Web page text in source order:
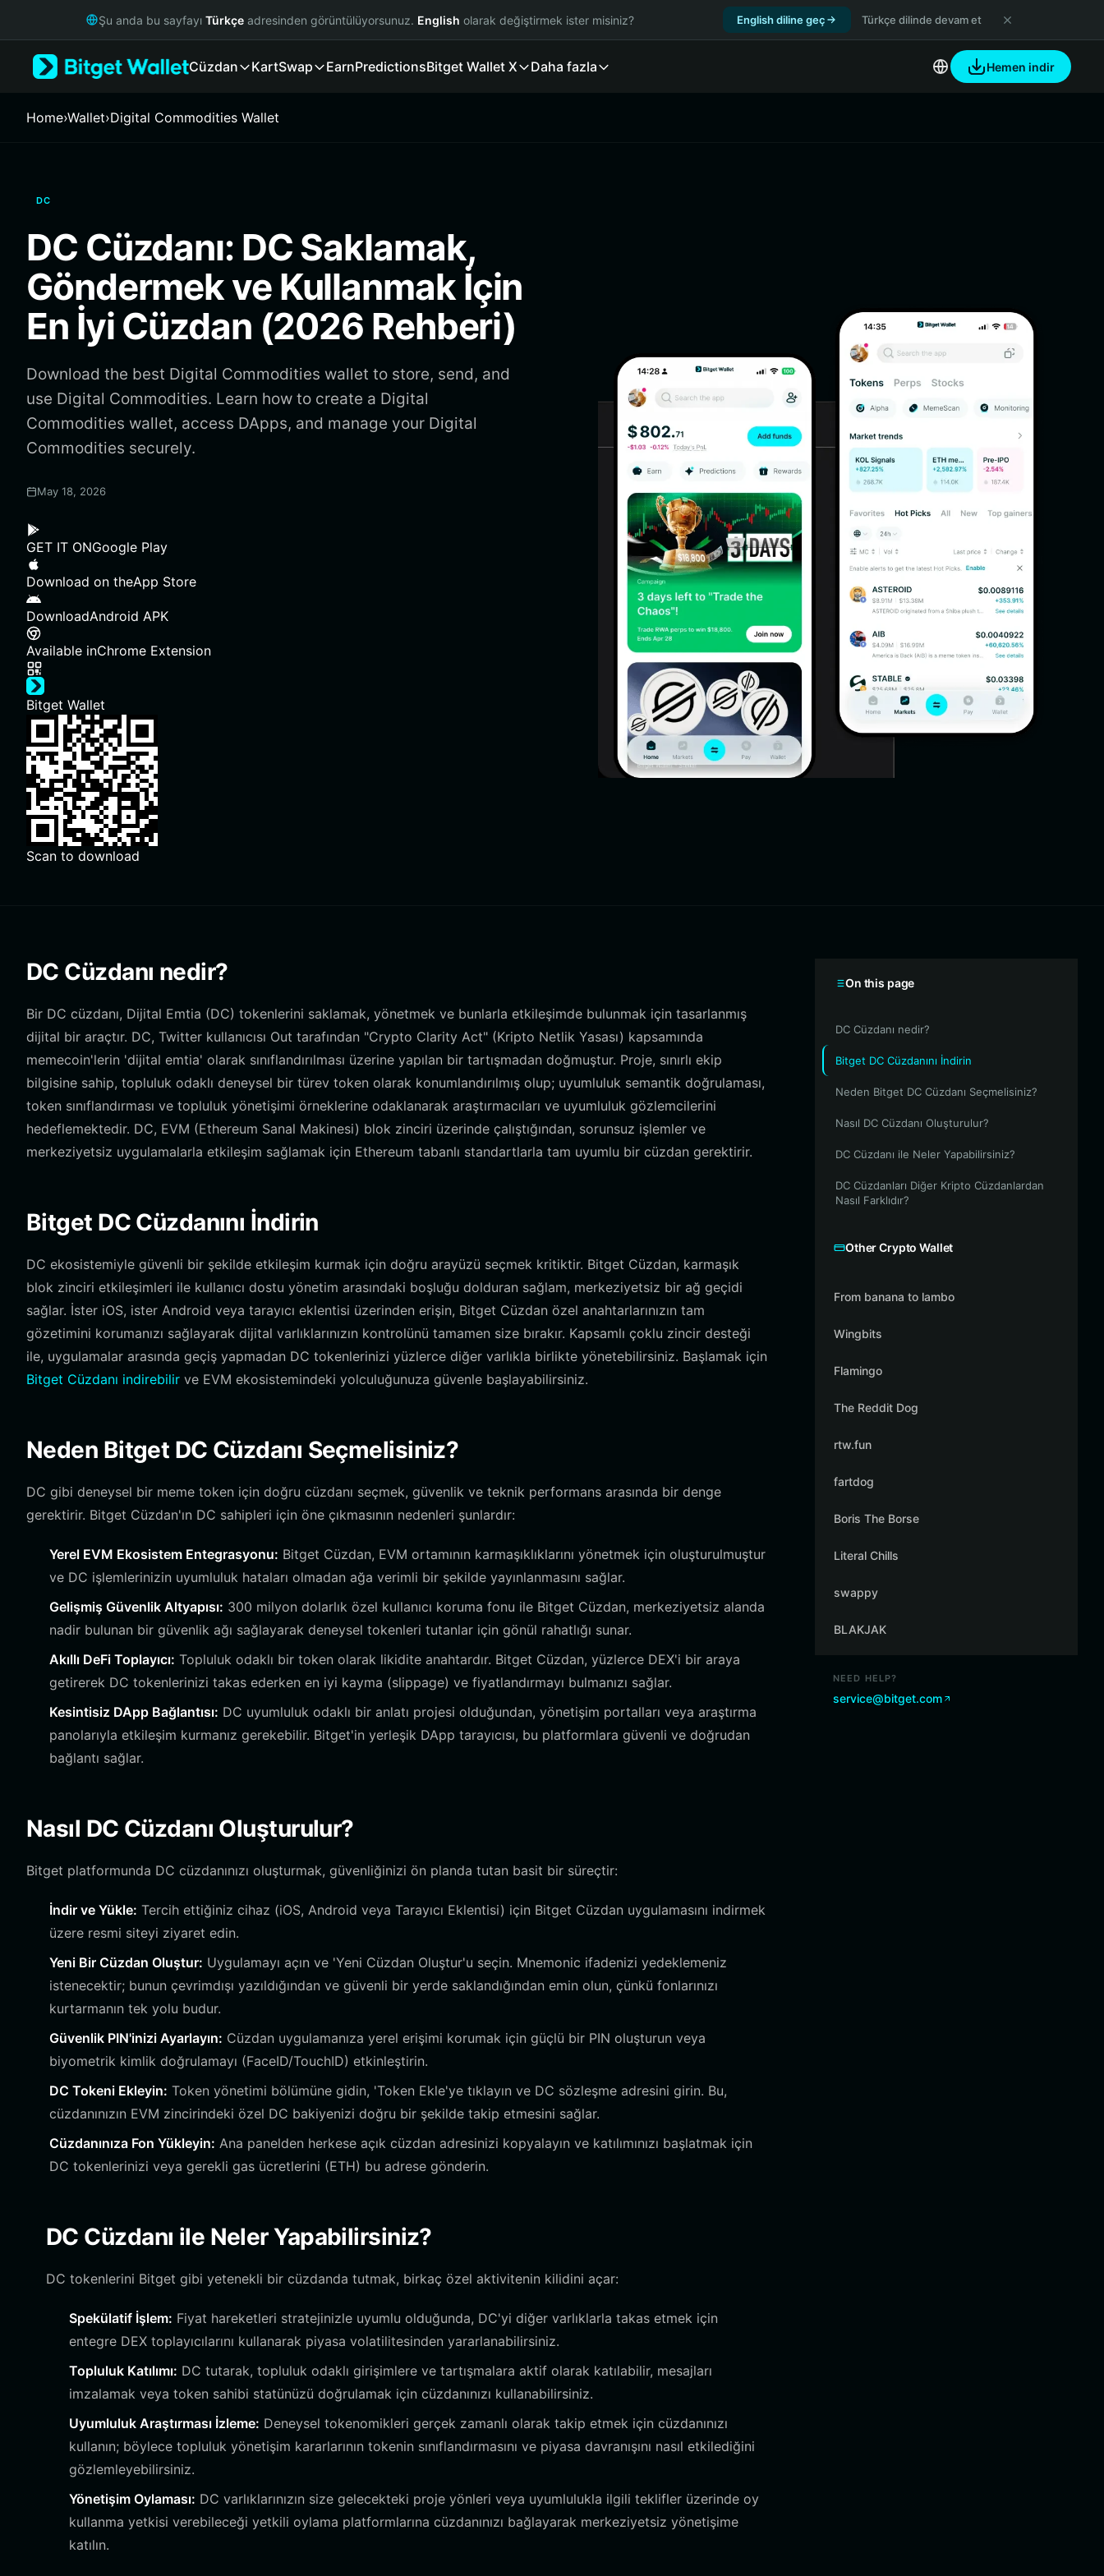
Русский
Italiano
繁體中文
Bahasa Indonesia
ภาษาไทย
Español
Português (Brasil)
Español (Argentina)
Şu anda bu sayfayı Türkçe adresinden görüntülüyorsunuz. English olarak değiştirmek ister misiniz? English diline geç Türkçe dilinde devam et
Cüzdan KartSwap EarnPredictionsBitget Wallet X Daha fazla Hemen indir
Home›Wallet›Digital Commodities Wallet
DC
DC Cüzdanı: DC Saklamak,
Göndermek ve Kullanmak İçin
En İyi Cüzdan (2026 Rehberi)
Download the best Digital Commodities wallet to store, send, and
use Digital Commodities. Learn how to create a Digital
Commodities wallet, access DApps, and manage your Digital
Commodities securely.
May 18, 2026
GET IT ONGoogle Play
Download on theApp Store
DownloadAndroid APK
Available inChrome Extension
Bitget Wallet
Scan to download
DC Cüzdanı nedir?
Bir DC cüzdanı, Dijital Emtia (DC) tokenlerini saklamak, yönetmek ve bunlarla etkileşimde bulunmak için tasarlanmış
dijital bir araçtır. DC, Twitter kullanıcısı Out tarafından "Crypto Clarity Act" (Kripto Netlik Yasası) kapsamında
memecoin'lerin 'dijital emtia' olarak sınıflandırılması üzerine yapılan bir tartışmadan doğmuştur. Proje, sınırlı ekip
bilgisine sahip, topluluk odaklı deneysel bir türev token olarak konumlandırılmış olup; uyumluluk semantik doğrulaması,
token sınıflandırması ve topluluk yönetişimi örneklerine odaklanarak araştırmacıları ve uyumluluk gözlemcilerini
hedeflemektedir. DC, EVM (Ethereum Sanal Makinesi) blok zinciri üzerinde çalıştığından, sorunsuz işlemler ve
merkeziyetsiz uygulamalarla etkileşim sağlamak için Ethereum tabanlı standartlarla tam uyumlu bir cüzdan gerektirir.
Bitget DC Cüzdanını İndirin
DC ekosistemiyle güvenli bir şekilde etkileşim kurmak için doğru arayüzü seçmek kritiktir. Bitget Cüzdan, karmaşık
blok zinciri etkileşimleri ile kullanıcı dostu yönetim arasındaki boşluğu dolduran sağlam, merkeziyetsiz bir ağ geçidi
sağlar. İster iOS, ister Android veya tarayıcı eklentisi üzerinden erişin, Bitget Cüzdan özel anahtarlarınızın tam
gözetimini korumanızı sağlayarak dijital varlıklarınızın kontrolünü tamamen size bırakır. Kapsamlı çoklu zincir desteği
ile, uygulamalar arasında geçiş yapmadan DC tokenlerinizi yüzlerce diğer varlıkla birlikte yönetebilirsiniz. Başlamak için
Bitget Cüzdanı indirebilir ve EVM ekosistemindeki yolculuğunuza güvenle başlayabilirsiniz.
Neden Bitget DC Cüzdanı Seçmelisiniz?
DC gibi deneysel bir meme token için doğru cüzdanı seçmek, güvenlik ve teknik performans arasında bir denge
gerektirir. Bitget Cüzdan'ın DC sahipleri için öne çıkmasının nedenleri şunlardır:
Yerel EVM Ekosistem Entegrasyonu: Bitget Cüzdan, EVM ortamının karmaşıklıklarını yönetmek için oluşturulmuştur
ve DC işlemlerinizin uyumluluk hataları olmadan ağa verimli bir şekilde yayınlanmasını sağlar.
Gelişmiş Güvenlik Altyapısı: 300 milyon dolarlık özel kullanıcı koruma fonu ile Bitget Cüzdan, merkeziyetsiz alanda
nadir bulunan bir güvenlik ağı sağlayarak deneysel tokenleri tutanlar için gönül rahatlığı sunar.
Akıllı DeFi Toplayıcı: Topluluk odaklı bir token olarak likidite anahtardır. Bitget Cüzdan, yüzlerce DEX'i bir araya
getirerek DC tokenlerinizi takas ederken en iyi kayma (slippage) ve fiyatlandırmayı bulmanızı sağlar.
Kesintisiz DApp Bağlantısı: DC uyumluluk odaklı bir anlatı projesi olduğundan, yönetişim portalları veya araştırma
panolarıyla etkileşim kurmanız gerekebilir. Bitget'in yerleşik DApp tarayıcısı, bu platformlara güvenli ve doğrudan
bağlantı sağlar.
Nasıl DC Cüzdanı Oluşturulur?
Bitget platformunda DC cüzdanınızı oluşturmak, güvenliğinizi ön planda tutan basit bir süreçtir:
İndir ve Yükle: Tercih ettiğiniz cihaz (iOS, Android veya Tarayıcı Eklentisi) için Bitget Cüzdan uygulamasını indirmek
üzere resmi siteyi ziyaret edin.
Yeni Bir Cüzdan Oluştur: Uygulamayı açın ve 'Yeni Cüzdan Oluştur'u seçin. Mnemonic ifadenizi yedeklemeniz
istenecektir; bunun çevrimdışı yazıldığından ve güvenli bir yerde saklandığından emin olun, çünkü fonlarınızı
kurtarmanın tek yolu budur.
Güvenlik PIN'inizi Ayarlayın: Cüzdan uygulamanıza yerel erişimi korumak için güçlü bir PIN oluşturun veya
biyometrik kimlik doğrulamayı (FaceID/TouchID) etkinleştirin.
DC Tokeni Ekleyin: Token yönetimi bölümüne gidin, 'Token Ekle'ye tıklayın ve DC sözleşme adresini girin. Bu,
cüzdanınızın EVM zincirindeki özel DC bakiyenizi doğru bir şekilde takip etmesini sağlar.
Cüzdanınıza Fon Yükleyin: Ana panelden herkese açık cüzdan adresinizi kopyalayın ve katılımınızı başlatmak için
DC tokenlerinizi veya gerekli gas ücretlerini (ETH) bu adrese gönderin.
DC Cüzdanı ile Neler Yapabilirsiniz?
DC tokenlerini Bitget gibi yetenekli bir cüzdanda tutmak, birkaç özel aktivitenin kilidini açar:
Spekülatif İşlem: Fiyat hareketleri stratejinizle uyumlu olduğunda, DC'yi diğer varlıklarla takas etmek için
entegre DEX toplayıcılarını kullanarak piyasa volatilitesinden yararlanabilirsiniz.
Topluluk Katılımı: DC tutarak, topluluk odaklı girişimlere ve tartışmalara aktif olarak katılabilir, mesajları
imzalamak veya token sahibi statünüzü doğrulamak için cüzdanınızı kullanabilirsiniz.
Uyumluluk Araştırması İzleme: Deneysel tokenomikleri gerçek zamanlı olarak takip etmek için cüzdanınızı
kullanın; böylece topluluk yönetişim kararlarının tokenin sınıflandırmasını ve piyasa davranışını nasıl etkilediğini
gözlemleyebilirsiniz.
Yönetişim Oylaması: DC varlıklarınızın size gelecekteki proje yönleri veya uyumlulukla ilgili teklifler üzerinde oy
kullanma yetkisi verebileceği yetkili oylama platformlarına cüzdanınızı bağlayarak merkeziyetsiz yönetişime
katılın.
On this page
DC Cüzdanı nedir?
Bitget DC Cüzdanını İndirin
Neden Bitget DC Cüzdanı Seçmelisiniz?
Nasıl DC Cüzdanı Oluşturulur?
DC Cüzdanı ile Neler Yapabilirsiniz?
DC Cüzdanları Diğer Kripto Cüzdanlardan
Nasıl Farklıdır?
Other Crypto Wallet
From banana to lambo
Wingbits
Flamingo
The Reddit Dog
rtw.fun
fartdog
Boris The Borse
Literal Chills
swappy
BLAKJAK
NEED HELP?
service@bitget.com